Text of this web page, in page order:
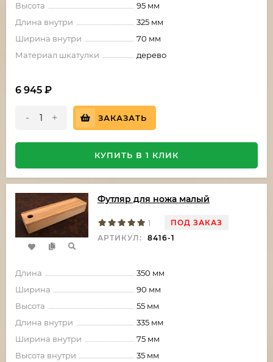
Высота
95 мм
Длина внутри
325 мм
Ширина внутри
70 мм
Материал шкатулки
дерево
6 945 ₽
- + ЗАКАЗАТЬ
КУПИТЬ В 1 КЛИК
Футляр для ножа малый
1
ПОД ЗАКАЗ
АРТИКУЛ:
8416-1
Длина
350 мм
Ширина
90 мм
Высота
55 мм
Длина внутри
335 мм
Ширина внутри
75 мм
Высота внутри
35 мм